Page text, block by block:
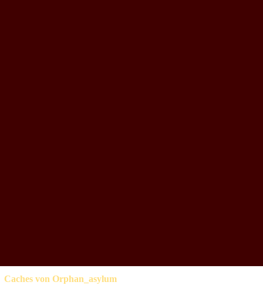
Caches von Orphan_asylum